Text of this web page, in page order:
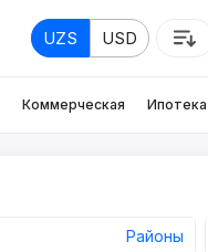
UZS USD
Коммерческая Ипотека
Районы